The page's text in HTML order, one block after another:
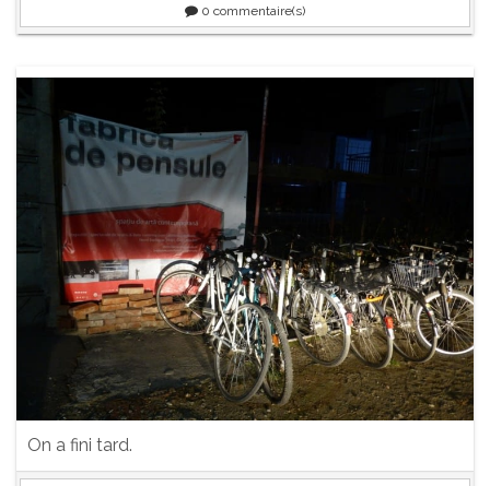
0 commentaire(s)
On a fini tard.